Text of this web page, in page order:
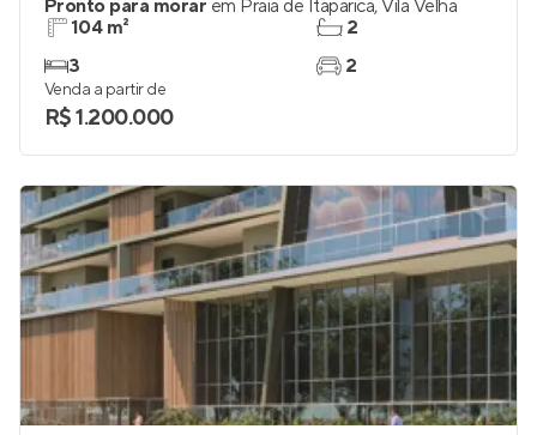
Pronto para morar em Praia de Itaparica,Vila Velha
104 m²
3
2
2
Venda a partir de
R$ 1.200.000